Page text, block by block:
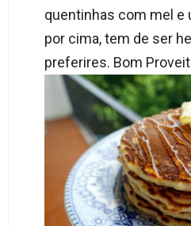
quentinhas com mel e
por cima, tem de ser
preferires. Bom